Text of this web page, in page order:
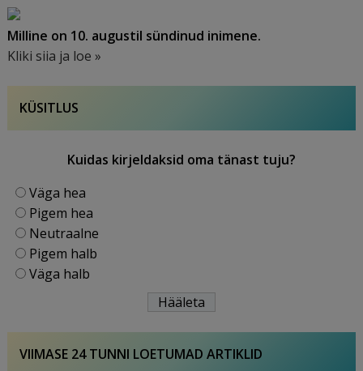
Milline on 10. augustil sündinud inimene.
Kliki siia ja loe »
KÜSITLUS
Kuidas kirjeldaksid oma tänast tuju?
Väga hea
Pigem hea
Neutraalne
Pigem halb
Väga halb
VIIMASE 24 TUNNI LOETUMAD ARTIKLID